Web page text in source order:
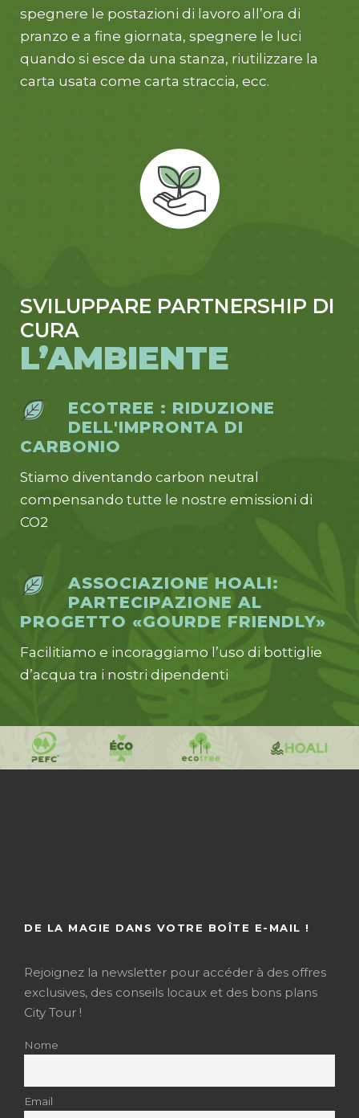
spegnere le postazioni di lavoro all’ora di
pranzo e a fine giornata, spegnere le luci
quando si esce da una stanza, riutilizzare la
carta usata come carta straccia, ecc.
SVILUPPARE PARTNERSHIP DI
CURA
L’AMBIENTE
ECOTREE : RIDUZIONE
DELL'IMPRONTA DI
CARBONIO
Stiamo diventando carbon neutral
compensando tutte le nostre emissioni di
CO2
ASSOCIAZIONE HOALI:
PARTECIPAZIONE AL
PROGETTO «GOURDE FRIENDLY»
Facilitiamo e incoraggiamo l’uso di bottiglie
d’acqua tra i nostri dipendenti
DE LA MAGIE DANS VOTRE BOÎTE E-MAIL !
Rejoignez la newsletter pour accéder à des offres
exclusives, des conseils locaux et des bons plans
City Tour !
Nome
Email